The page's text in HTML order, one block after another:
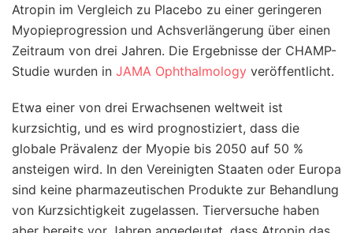
Atropin im Vergleich zu Placebo zu einer geringeren
Myopieprogression und Achsverlängerung über einen
Zeitraum von drei Jahren. Die Ergebnisse der CHAMP-
Studie wurden in JAMA Ophthalmology veröffentlicht.
Etwa einer von drei Erwachsenen weltweit ist
kurzsichtig, und es wird prognostiziert, dass die
globale Prävalenz der Myopie bis 2050 auf 50 %
ansteigen wird. In den Vereinigten Staaten oder Europa
sind keine pharmazeutischen Produkte zur Behandlung
von Kurzsichtigkeit zugelassen. Tierversuche haben